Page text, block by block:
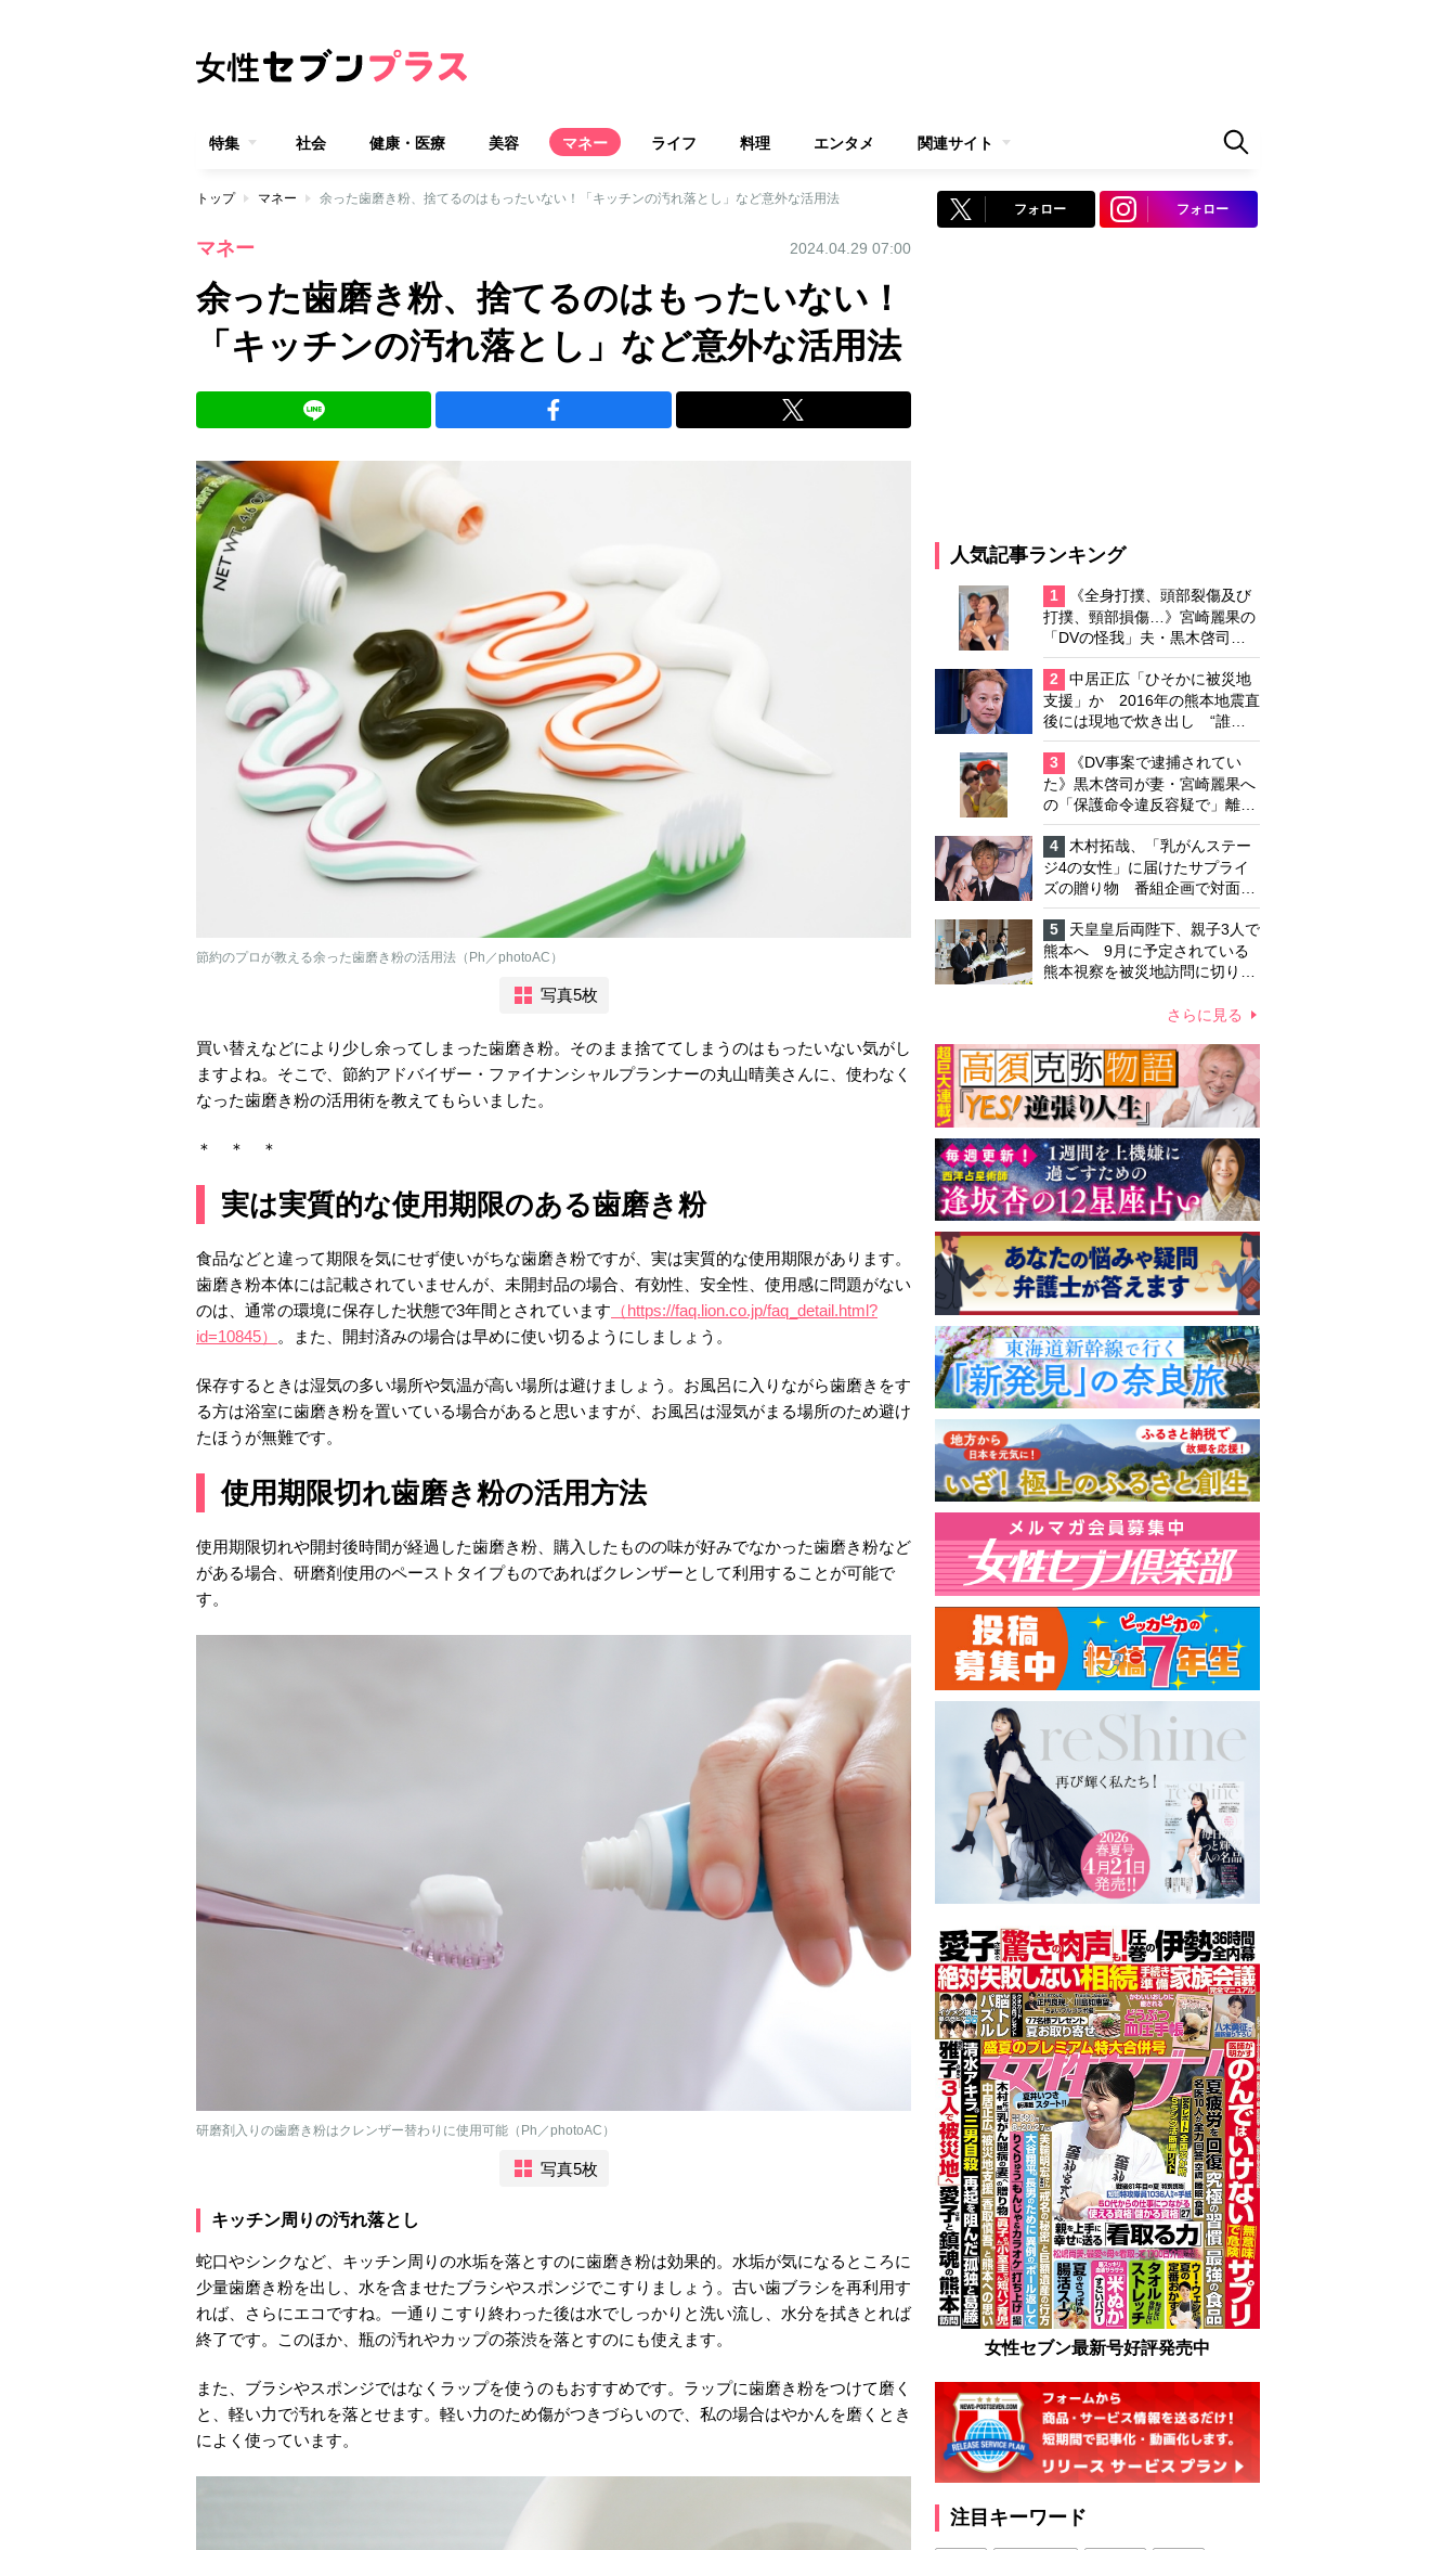
特集 社会 健康・医療 美容 マネー ライフ 料理 エンタメ 関連サイト
トップ マネー 余った歯磨き粉、捨てるのはもったいない！「キッチンの汚れ落とし」など意外な活用法
マネー 2024.04.29 07:00
余った歯磨き粉、捨てるのはもったいない！
「キッチンの汚れ落とし」など意外な活用法
節約のプロが教える余った歯磨き粉の活用法（Ph／photoAC）
写真5枚
買い替えなどにより少し余ってしまった歯磨き粉。そのまま捨ててしまうのはもったいない気がし
ますよね。そこで、節約アドバイザー・ファイナンシャルプランナーの丸山晴美さんに、使わなく
なった歯磨き粉の活用術を教えてもらいました。
＊ ＊ ＊
実は実質的な使用期限のある歯磨き粉
食品などと違って期限を気にせず使いがちな歯磨き粉ですが、実は実質的な使用期限があります。
歯磨き粉本体には記載されていませんが、未開封品の場合、有効性、安全性、使用感に問題がない
のは、通常の環境に保存した状態で3年間とされています （https://faq.lion.co.jp/faq_detail.html?
id=10845）
。また、開封済みの場合は早めに使い切るようにしましょう。
保存するときは湿気の多い場所や気温が高い場所は避けましょう。お風呂に入りながら歯磨きをす
る方は浴室に歯磨き粉を置いている場合があると思いますが、お風呂は湿気がまる場所のため避け
たほうが無難です。
使用期限切れ歯磨き粉の活用方法
使用期限切れや開封後時間が経過した歯磨き粉、購入したものの味が好みでなかった歯磨き粉など
がある場合、研磨剤使用のペーストタイプものであればクレンザーとして利用することが可能で
す。
研磨剤入りの歯磨き粉はクレンザー替わりに使用可能（Ph／photoAC）
写真5枚
キッチン周りの汚れ落とし
蛇口やシンクなど、キッチン周りの水垢を落とすのに歯磨き粉は効果的。水垢が気になるところに
少量歯磨き粉を出し、水を含ませたブラシやスポンジでこすりましょう。古い歯ブラシを再利用す
れば、さらにエコですね。一通りこすり終わった後は水でしっかりと洗い流し、水分を拭きとれば
終了です。このほか、瓶の汚れやカップの茶渋を落とすのにも使えます。
また、ブラシやスポンジではなくラップを使うのもおすすめです。ラップに歯磨き粉をつけて磨く
と、軽い力で汚れを落とせます。軽い力のため傷がつきづらいので、私の場合はやかんを磨くとき
によく使っています。
フォロー フォロー
人気記事ランキング
1
《全身打撲、頭部裂傷及び
打撲、頸部損傷…》宮崎麗果の
「DVの怪我」夫・黒木啓司の
逮捕で始まる「夫婦の闘争」
2
中居正広「ひそかに被災地
支援」か 2016年の熊本地震直
後には現地で炊き出し “誰に
も知られなくて良い”と、むし
ろ強まる福祉活動への思い
3
《DV事案で逮捕されてい
た》黒木啓司が妻・宮崎麗果へ
の「保護命令違反容疑で」離婚
協議は「第二ステージ」へ
4
木村拓哉、「乳がんステー
ジ4の女性」に届けたサプライ
ズの贈り物 番組企画で対面し
たファンが、夢と希望を与える
心遣いに「うれしくて号泣しま
した」
5
天皇皇后両陛下、親子3人で
熊本へ 9月に予定されている
熊本視察を被災地訪問に切り替
夫妻から受け継ぐ“国民への寄
さらに見る
女性セブン最新号好評発売中
注目キーワード